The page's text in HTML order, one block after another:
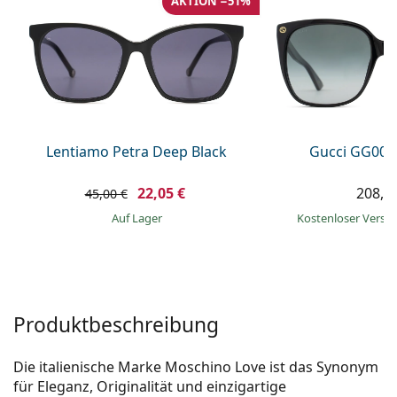
Prada
Alle Marken
Lentiamo Petra Deep Black
45,00 € 22,05 €
auf Lager
Gucci
Kostenloser
Produktbeschreibung
Die italienische Marke Moschino Love ist das Synonym
für Eleganz, Originalität und einzigartige